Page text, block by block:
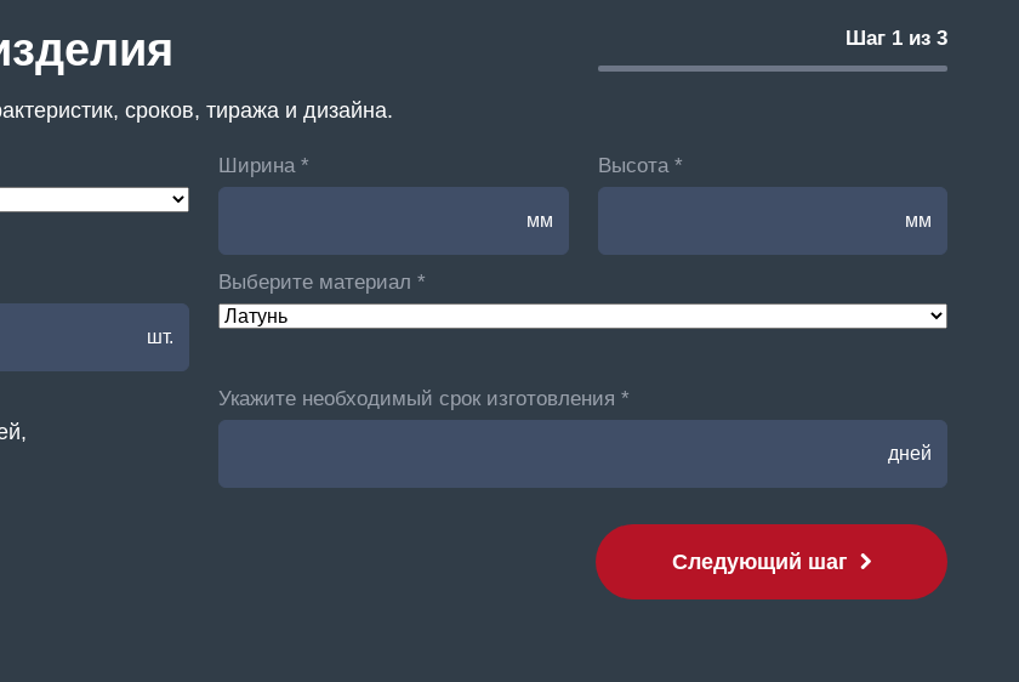
Шаг 1 из 3
сроков, тиража и дизайна.
Ширина *
мм
Высота *
мм
шт.
Выберите материал *
Укажите необходимый срок изготовления *
дней
Следующий шаг